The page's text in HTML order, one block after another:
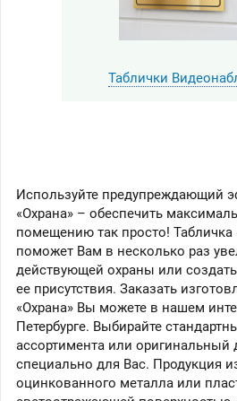
Таблички
Используйте предупреждающий
«Охрана» – обеспечить
помещению так просто! Табличка
поможет Вам в несколько раз
действующей охраны или
ее присутствия. Заказать
«Охрана» Вы можете в нашем
Петербурге. Выбирайте
ассортимента или оригинальный
специально для Вас. Продукция
оцинкованного металла или